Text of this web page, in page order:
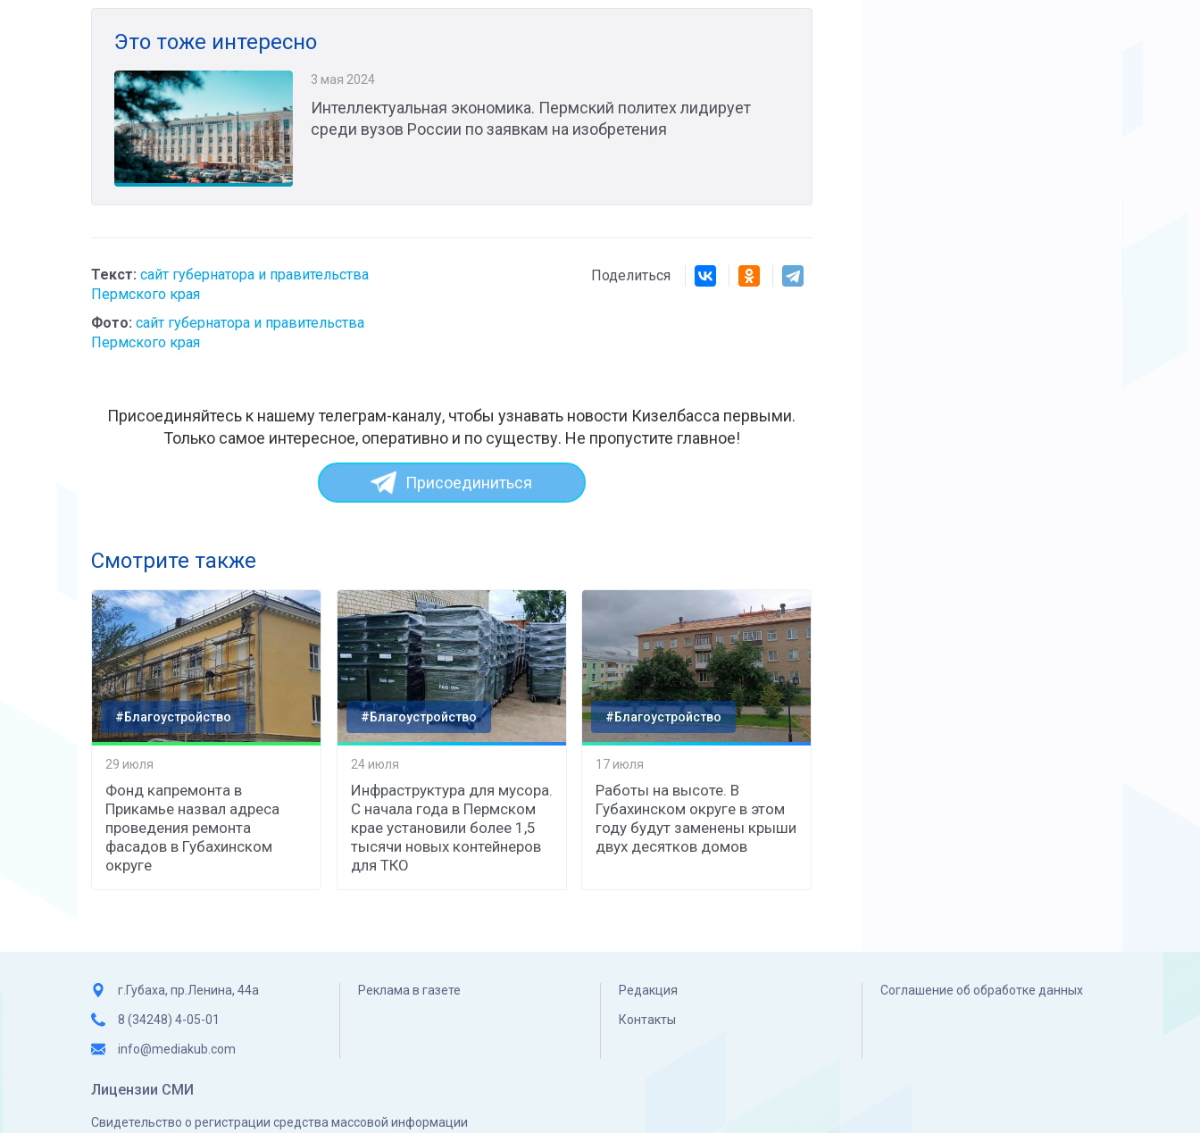
Это тоже интересно
3 мая 2024
Интеллектуальная экономика. Пермский политех лидирует
среди вузов России по заявкам на изобретения
Текст: сайт губернатора и правительства
Пермского края
Фото: сайт губернатора и правительства
Пермского края
Поделиться
Присоединяйтесь к нашему телеграм-каналу, чтобы узнавать новости Кизелбасса первыми.
Только самое интересное, оперативно и по существу. Не пропустите главное!
Присоединиться
Смотрите также
#Благоустройство
29 июля
Фонд капремонта в
Прикамье назвал адреса
проведения ремонта
фасадов в Губахинском
округе
#Благоустройство
24 июля
Инфраструктура для мусора.
С начала года в Пермском
крае установили более 1,5
тысячи новых контейнеров
для ТКО
#Благоустройство
17 июля
Работы на высоте. В
Губахинском округе в этом
году будут заменены крыши
двух десятков домов
г.Губаха, пр.Ленина, 44а
8 (34248) 4-05-01
info@mediakub.com
Реклама в газете Редакция
Контакты
Соглашение об обработке данных
Лицензии СМИ
Свидетельство о регистрации средства массовой информации